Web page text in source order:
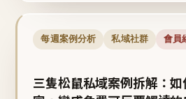
每週案例分析 私域社群 會員
三隻松鼠私域案例拆解：